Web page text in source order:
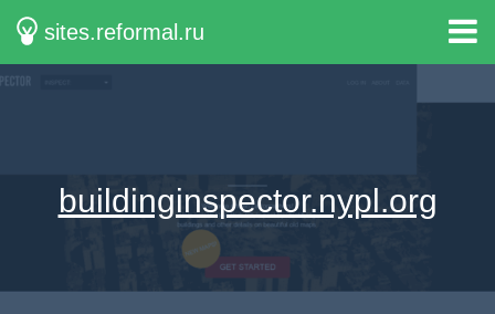
sites.reformal.ru
buildinginspector.nypl.org